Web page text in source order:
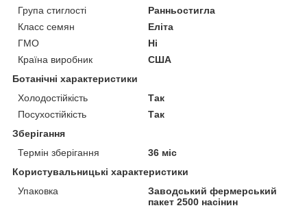
Група стиглості
Ранньостигла
Класс семян
Еліта
ГМО
Ні
Країна виробник
США
Ботанічні характеристики
Холодостійкість
Так
Посухостійкість
Так
Зберігання
Термін зберігання
36 міс
Користувальницькі характеристики
Упаковка
Заводський фермерський
пакет 2500 насінин